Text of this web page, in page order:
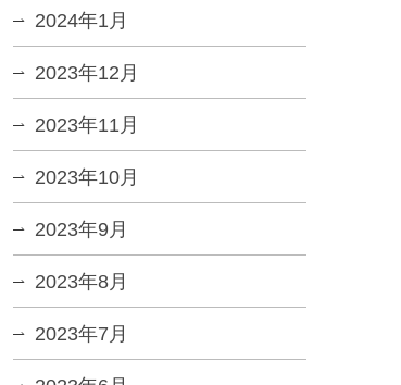
2024年1月
2023年12月
2023年11月
2023年10月
2023年9月
2023年8月
2023年7月